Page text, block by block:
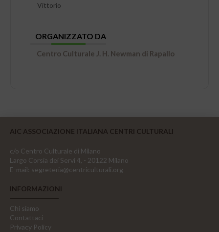
Vittorio
ORGANIZZATO DA
Centro Culturale J. H. Newman di Rapallo
AIC ASSOCIAZIONE ITALIANA CENTRI CULTURALI
c/o Centro Culturale di Milano
Largo Corsia dei Servi 4, - 20122 Milano
E-mail: segreteria@centriculturali.org
INFORMAZIONI
Chi siamo
Contattaci
Privacy Policy